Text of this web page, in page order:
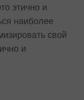
этично и
наиболее
свой
и